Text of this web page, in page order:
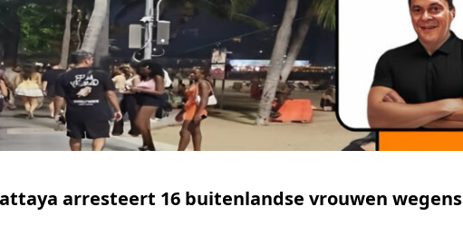
arresteert 16 buitenlandse vrouwen wegens